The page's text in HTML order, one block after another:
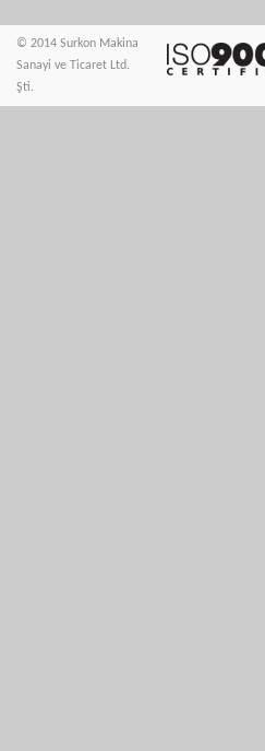
© 2014 Surkon Makina
Sanayi ve Ticaret Ltd.
Şti.